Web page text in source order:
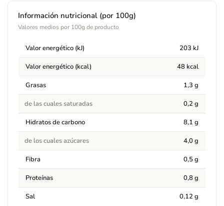
Alérgenos
fábrica en la que también se procesa soja.
Advertencias
Contiene azúcares naturalmente presentes. Se elabora en una
fábrica en la que también se procesa soja.
Información nutricional (por 100g)
Valores medios por 100g de producto
Valor energético (kJ) 203 kJ
Valor energético (kcal) 48 kcal
Grasas 1,3 g
de las cuales saturadas 0,2 g
Hidratos de carbono 8,1 g
de los cuales azúcares 4,0 g
Fibra 0,5 g
Proteínas 0,8 g
Sal 0,12 g